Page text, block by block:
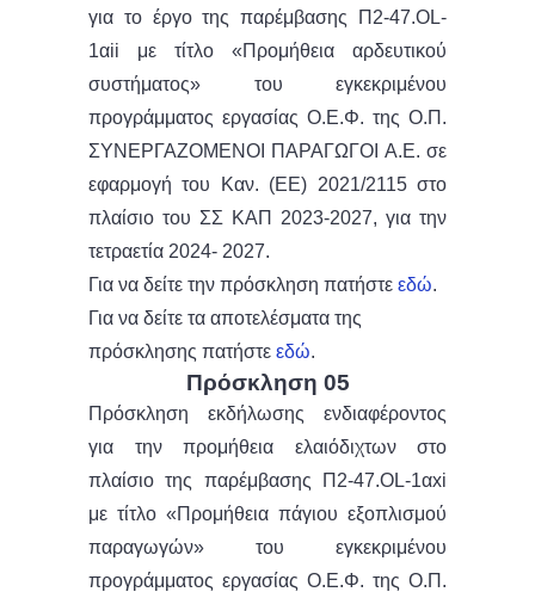
για το έργο της παρέμβασης Π2-47.OL-
1αii με τίτλο «Προμήθεια αρδευτικού
συστήματος» του εγκεκριμένου
προγράμματος εργασίας Ο.Ε.Φ. της Ο.Π.
ΣΥΝΕΡΓΑΖΟΜΕΝΟΙ ΠΑΡΑΓΩΓΟΙ Α.Ε. σε
εφαρμογή του Καν. (ΕΕ) 2021/2115 στο
πλαίσιο του ΣΣ ΚΑΠ 2023-2027, για την
τετραετία 2024- 2027.
Για να δείτε την πρόσκληση πατήστε εδώ.
Για να δείτε τα αποτελέσματα της
πρόσκλησης πατήστε εδώ.
Πρόσκληση 05
Πρόσκληση εκδήλωσης ενδιαφέροντος
για την προμήθεια ελαιόδιχτων στο
πλαίσιο της παρέμβασης Π2-47.OL-1αxi
με τίτλο «Προμήθεια πάγιου εξοπλισμού
παραγωγών» του εγκεκριμένου
προγράμματος εργασίας Ο.Ε.Φ. της Ο.Π.